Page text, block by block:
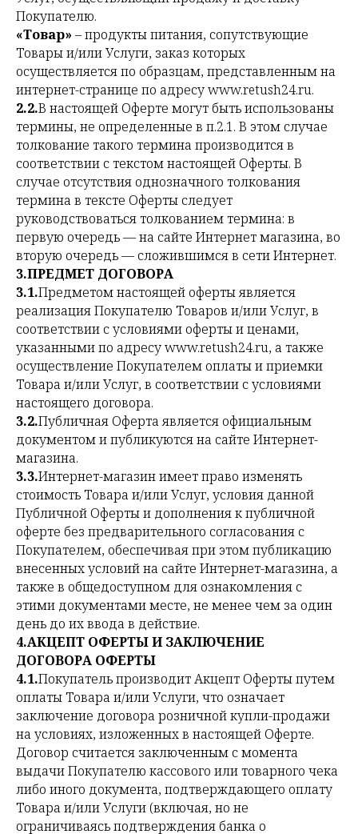
Покупателю.
«Товар» – продукты питания, сопутствующие
Товары и/или Услуги, заказ которых
осуществляется по образцам, представленным на
интернет-странице по адресу www.retush24.ru.
2.2.В настоящей Оферте могут быть использованы
термины, не определенные в п.2.1. В этом случае
толкование такого термина производится в
соответствии с текстом настоящей Оферты. В
случае отсутствия однозначного толкования
термина в тексте Оферты следует
руководствоваться толкованием термина: в
первую очередь — на сайте Интернет магазина, во
вторую очередь — сложившимся в сети Интернет.
3.ПРЕДМЕТ ДОГОВОРА
3.1.Предметом настоящей оферты является
реализация Покупателю Товаров и/или Услуг, в
соответствии с условиями оферты и ценами,
указанными по адресу www.retush24.ru, а также
осуществление Покупателем оплаты и приемки
Товара и/или Услуг, в соответствии с условиями
настоящего договора.
3.2.Публичная Оферта является официальным
документом и публикуются на сайте Интернет-
магазина.
3.3.Интернет-магазин имеет право изменять
стоимость Товара и/или Услуг, условия данной
Публичной Оферты и дополнения к публичной
оферте без предварительного согласования с
Покупателем, обеспечивая при этом публикацию
внесенных условий на сайте Интернет-магазина, а
также в общедоступном для ознакомления с
этими документами месте, не менее чем за один
день до их ввода в действие.
4.АКЦЕПТ ОФЕРТЫ И ЗАКЛЮЧЕНИЕ
ДОГОВОРА ОФЕРТЫ
4.1.Покупатель производит Акцепт Оферты путем
оплаты Товара и/или Услуги, что означает
заключение договора розничной купли-продажи
на условиях, изложенных в настоящей Оферте.
Договор считается заключенным с момента
выдачи Покупателю кассового или товарного чека
либо иного документа, подтверждающего оплату
Товара и/или Услуги (включая, но не
ограничиваясь подтверждения банка о